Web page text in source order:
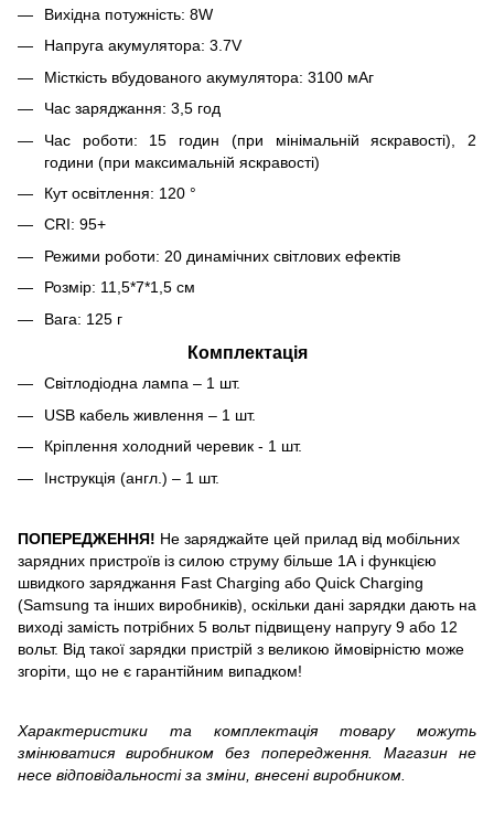
Вихідна потужність: 8W
Напруга акумулятора: 3.7V
Місткість вбудованого акумулятора: 3100 мАг
Час заряджання: 3,5 год
Час роботи: 15 годин (при мінімальній яскравості), 2
години (при максимальній яскравості)
Кут освітлення: 120 °
CRI: 95+
Режими роботи: 20 динамічних світлових ефектів
Розмір: 11,5*7*1,5 см
Вага: 125 г
Комплектація
Світлодіодна лампа – 1 шт.
USB кабель живлення – 1 шт.
Кріплення холодний черевик - 1 шт.
Інструкція (англ.) – 1 шт.
ПОПЕРЕДЖЕННЯ! Не заряджайте цей прилад від мобільних
зарядних пристроїв із силою струму більше 1А і функцією
швидкого заряджання Fast Charging або Quick Charging
(Samsung та інших виробників), оскільки дані зарядки дають на
виході замість потрібних 5 вольт підвищену напругу 9 або 12
вольт. Від такої зарядки пристрій з великою ймовірністю може
згоріти, що не є гарантійним випадком!
Характеристики та комплектація товару можуть
змінюватися виробником без попередження. Магазин не
несе відповідальності за зміни, внесені виробником.